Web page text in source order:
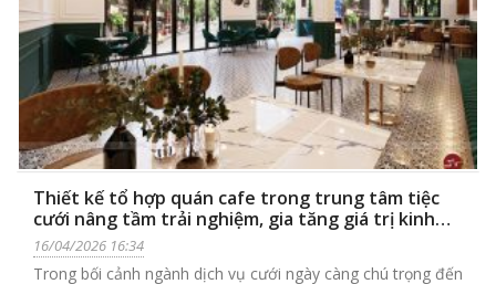
Thiết kế tổ hợp quán cafe trong trung tâm tiệc
cưới nâng tầm trải nghiệm, gia tăng giá trị kinh
doanh
16/04/2026 16:34
Trong bối cảnh ngành dịch vụ cưới ngày càng chú trọng đến